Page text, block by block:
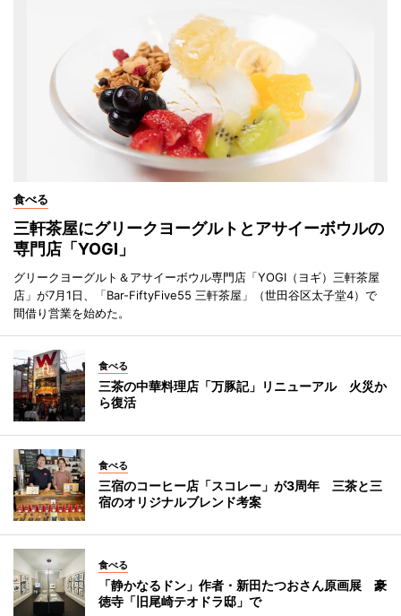
食べる
三軒茶屋にグリークヨーグルトとアサイーボウルの
専門店「YOGI」
グリークヨーグルト＆アサイーボウル専門店「YOGI（ヨギ）三軒茶屋
店」が7月1日、「Bar-FiftyFive55 三軒茶屋」（世田谷区太子堂4）で
間借り営業を始めた。
食べる
三茶の中華料理店「万豚記」リニューアル 火災か
ら復活
食べる
三宿のコーヒー店「スコレー」が3周年 三茶と三
宿のオリジナルブレンド考案
食べる
「静かなるドン」作者・新田たつおさん原画展 豪
徳寺「旧尾崎テオドラ邸」で